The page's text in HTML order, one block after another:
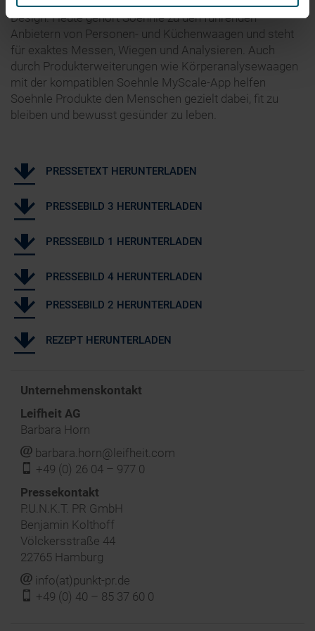
Design. Heute gehört Soehnle zu den führenden
Anbietern von Personen- und Küchenwaagen und steht
für exaktes Messen, Wiegen und Analysieren. Auch
durch Produkterweiterungen wie Körperanalysewaagen
mit der kompatiblen Soehnle MyScale-App helfen
Soehnle Produkte den Menschen gezielt dabei, fit zu
bleiben und bewusst gesünder zu leben.
PRESSETEXT HERUNTERLADEN
PRESSEBILD 3 HERUNTERLADEN
PRESSEBILD 1 HERUNTERLADEN
PRESSEBILD 4 HERUNTERLADEN
PRESSEBILD 2 HERUNTERLADEN
REZEPT HERUNTERLADEN
Unternehmenskontakt
Leifheit AG
Barbara Horn
j barbara.horn@leifheit.com
f +49 (0) 26 04 – 977 0
‍Pressekontakt
P.U.N.K.T. PR GmbH
Benjamin Kolthoff
Völckersstraße 44
22765 Hamburg
j info(at)punkt-pr.de
f +49 (0) 40 – 85 37 60 0